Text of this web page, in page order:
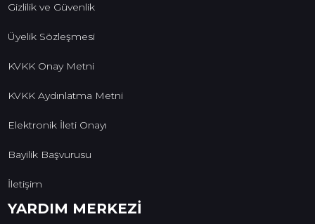
Gizlilik ve Güvenlik
Üyelik Sözleşmesi
KVKK Onay Metni
KVKK Aydınlatma Metni
Elektronik İleti Onayı
Bayilik Başvurusu
İletişim
YARDIM MERKEZİ